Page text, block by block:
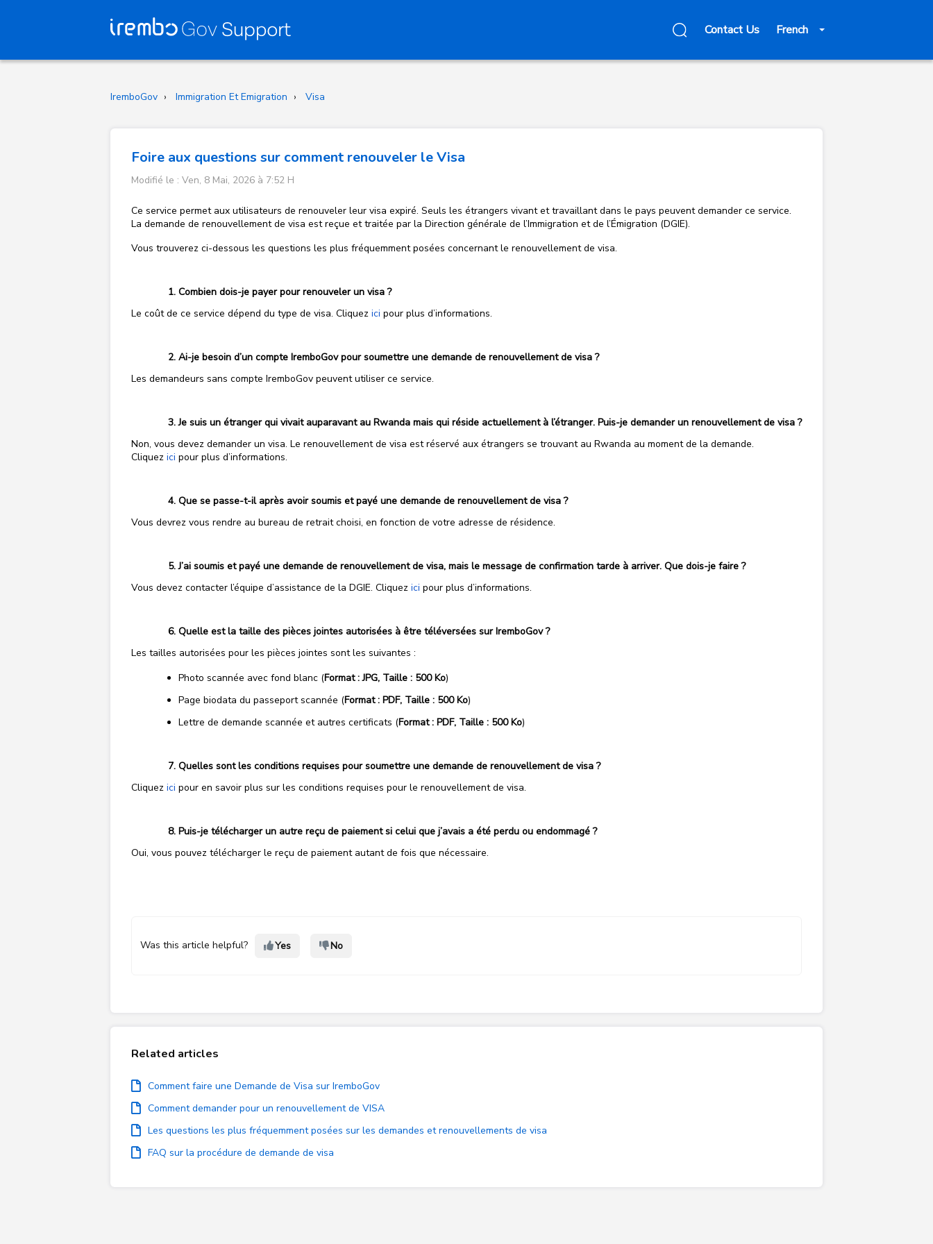
Contact Us French
IremboGov Immigration Et Emigration Visa
Foire aux questions sur comment renouveler le Visa
Modifié le : Ven, 8 Mai, 2026 à 7:52 H
Ce service permet aux utilisateurs de renouveler leur visa expiré. Seuls les étrangers vivant et travaillant dans le pays peuvent demander ce service.
La demande de renouvellement de visa est reçue et traitée par la Direction générale de l’Immigration et de l’Émigration (DGIE).
Vous trouverez ci-dessous les questions les plus fréquemment posées concernant le renouvellement de visa.
Combien dois-je payer pour renouveler un visa ?
Le coût de ce service dépend du type de visa. Cliquez ici pour plus d’informations.
Ai-je besoin d’un compte IremboGov pour soumettre une demande de renouvellement de visa ?
Les demandeurs sans compte IremboGov peuvent utiliser ce service.
Je suis un étranger qui vivait auparavant au Rwanda mais qui réside actuellement à l’étranger. Puis-je demander un renouvellement de visa ?
Non, vous devez demander un visa. Le renouvellement de visa est réservé aux étrangers se trouvant au Rwanda au moment de la demande.
Cliquez ici pour plus d’informations.
Que se passe-t-il après avoir soumis et payé une demande de renouvellement de visa ?
Vous devrez vous rendre au bureau de retrait choisi, en fonction de votre adresse de résidence.
J’ai soumis et payé une demande de renouvellement de visa, mais le message de confirmation tarde à arriver. Que dois-je faire ?
Vous devez contacter l’équipe d’assistance de la DGIE. Cliquez ici pour plus d’informations.
Quelle est la taille des pièces jointes autorisées à être téléversées sur IremboGov ?
Les tailles autorisées pour les pièces jointes sont les suivantes :
Photo scannée avec fond blanc (Format : JPG, Taille : 500 Ko)
Page biodata du passeport scannée (Format : PDF, Taille : 500 Ko)
Lettre de demande scannée et autres certificats (Format : PDF, Taille : 500 Ko)
Quelles sont les conditions requises pour soumettre une demande de renouvellement de visa ?
Cliquez ici pour en savoir plus sur les conditions requises pour le renouvellement de visa.
Puis-je télécharger un autre reçu de paiement si celui que j’avais a été perdu ou endommagé ?
Oui, vous pouvez télécharger le reçu de paiement autant de fois que nécessaire.
Was this article helpful? Yes No
Related articles
Comment faire une Demande de Visa sur IremboGov
Comment demander pour un renouvellement de VISA
Les questions les plus fréquemment posées sur les demandes et renouvellements de visa
FAQ sur la procédure de demande de visa